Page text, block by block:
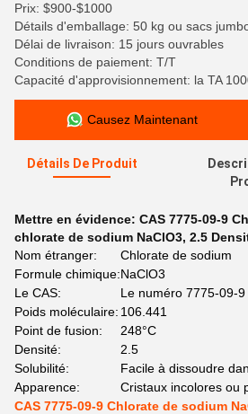
Prix: $900-$1000
Détails d'emballage: 50 kg ou sacs
Délai de livraison: 15 jours ouvrables
Conditions de paiement: T/T
Capacité d'approvisionnement: la TA
Causez Maintenant
Détails De Produit
Mettre en évidence: CAS 7775-09-9
chlorate de sodium NaClO3, 2.5
Nom étranger:
Chlorate de sodium
Formule chimique:NaClO3
Le CAS:
Le numéro 7775-09-9
Poids moléculaire: 106.441
Point de fusion:
248°C
Densité:
2.5
Solubilité:
Facile à dissoudre
Apparence:
Cristaux incolores ou
CAS 7775-09-9 Chlorate de sodium